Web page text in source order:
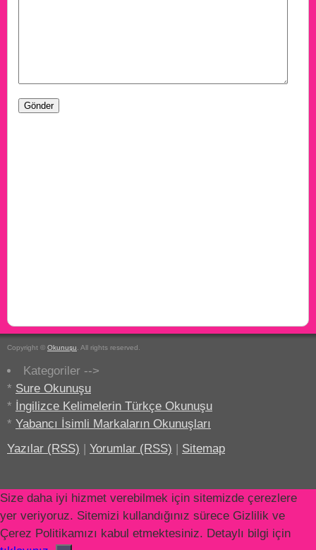
Copyright © Okunuşu . All rights reserved.
Kategoriler -->
* Sure Okunuşu
* İngilizce Kelimelerin Türkçe Okunuşu
* Yabancı İsimli Markaların Okunuşları
Yazılar (RSS) | Yorumlar (RSS) | Sitemap
Size daha iyi hizmet verebilmek için sitemizde çerezlere
yer veriyoruz. Sitemizi kullandığınız sürece Gizlilik ve
Çerez Politikamızı kabul etmektesiniz. Detaylı bilgi için